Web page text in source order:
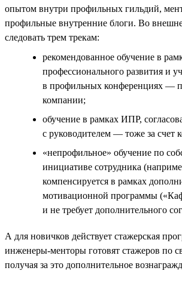
опытом внутри профильных гильдий,
профильные внутренние блоги. Во
следовать трем трекам:
рекомендованное обучение в
профессионального развития и
в профильных конференциях —
компании;
обучение в рамках ИПР,
с руководителем — тоже за счет
«непрофильное» обучение по
инициативе сотрудника
компенсируется в рамках
мотивационной программы
и не требует дополнительного
А для новичков действует стажерская
инженеры-менторы готовят стажеров по
получая за это дополнительное